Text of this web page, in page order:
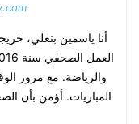
أنا ياسمين بنعلي،
والرياضة. مع مرور
المباريات. أؤمن بأن